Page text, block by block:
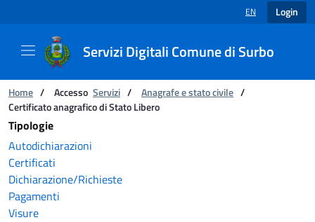
LANGUAGE
EN Login
Servizi Digitali Comune di Surbo
Catalogo servizi
You are:
Home / Accesso Servizi / Anagrafe e stato civile /
Certificato anagrafico di Stato Libero
Tipologie
Autodichiarazioni
Certificati
Dichiarazione/Richieste
Pagamenti
Visure